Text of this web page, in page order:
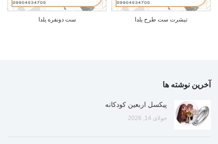
تیشرت ست طرح یلدا ست دونفره یلدا
آخرین نوشته ها
پیکسل اربعین کودکانه
جولای 14, 2026